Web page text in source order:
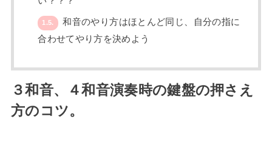
1.5.
和音のやり方はほとんど同じ、自分の指に
合わせてやり方を決めよう
３和音、４和音演奏時の鍵盤の押さえ
方のコツ。